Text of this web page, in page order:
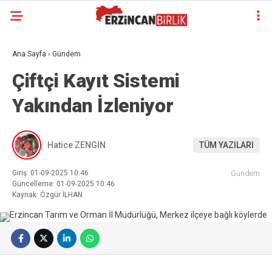
Ana Sayfa › Gündem
Çiftçi Kayıt Sistemi
Yakından İzleniyor
Hatice ZENGİN TÜM YAZILARI
Giriş: 01-09-2025 10:46
Güncelleme: 01-09-2025 10:46
Kaynak: Özgür İLHAN
Gündem